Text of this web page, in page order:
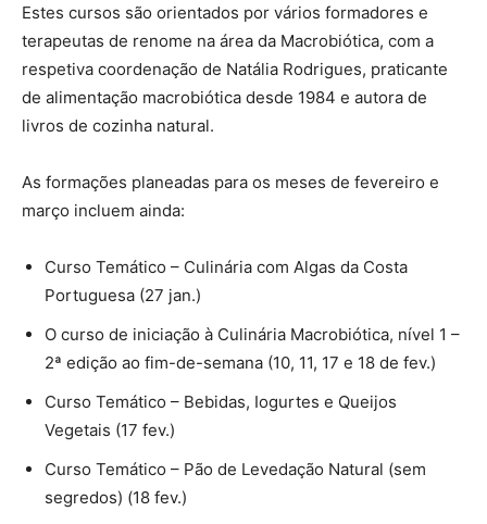
Estes cursos são orientados por vários formadores e
terapeutas de renome na área da Macrobiótica, com a
respetiva coordenação de Natália Rodrigues, praticante
de alimentação macrobiótica desde 1984 e autora de
livros de cozinha natural.
As formações planeadas para os meses de fevereiro e
março incluem ainda:
Curso Temático – Culinária com Algas da Costa
Portuguesa (27 jan.)
O curso de iniciação à Culinária Macrobiótica, nível 1 –
2ª edição ao fim-de-semana (10, 11, 17 e 18 de fev.)
Curso Temático – Bebidas, Iogurtes e Queijos
Vegetais (17 fev.)
Curso Temático – Pão de Levedação Natural (sem
segredos) (18 fev.)